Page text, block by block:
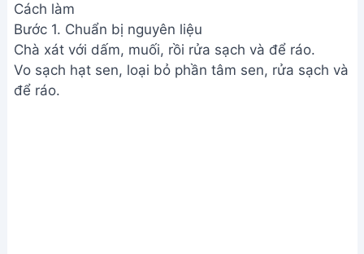
Cách làm
Bước 1. Chuẩn bị nguyên liệu
Chà xát với dấm, muối, rồi rửa sạch và để ráo.
Vo sạch hạt sen, loại bỏ phần tâm sen, rửa sạch và
để ráo.